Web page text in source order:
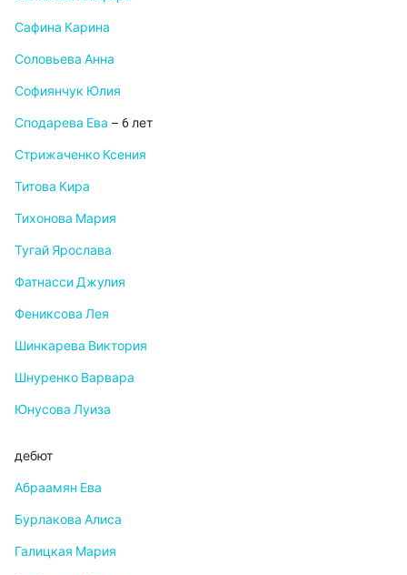
Сафина Карина
Соловьева Анна
Софиянчук Юлия
Сподарева Ева – 6 лет
Стрижаченко Ксения
Титова Кира
Тихонова Мария
Тугай Ярослава
Фатнасси Джулия
Фениксова Лея
Шинкарева Виктория
Шнуренко Варвара
Юнусова Луиза
дебют
Абраамян Ева
Бурлакова Алиса
Галицкая Мария